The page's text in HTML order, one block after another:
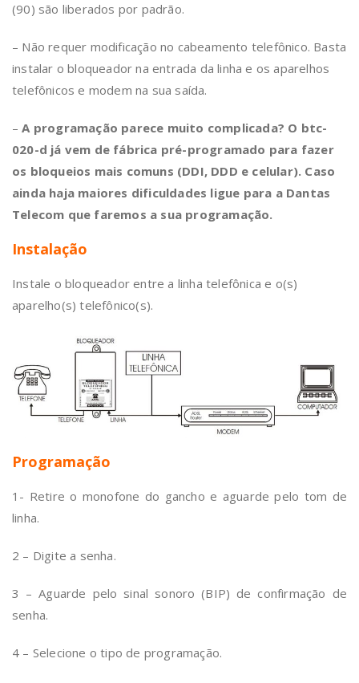
(90) são liberados por padrão.
– Não requer modificação no cabeamento telefônico. Basta
instalar o bloqueador na entrada da linha e os aparelhos
telefônicos e modem na sua saída.
–A programação parece muito complicada? O btc-
020-d já vem de fábrica pré-programado para fazer
os bloqueios mais comuns (DDI, DDD e celular). Caso
ainda haja maiores dificuldades ligue para a Dantas
Telecom que faremos a sua programação.
Instalação
Instale o bloqueador entre a linha telefônica e o(s)
aparelho(s) telefônico(s).
Programação
1- Retire o monofone do gancho e aguarde pelo tom de
linha.
2 – Digite a senha.
3 – Aguarde pelo sinal sonoro (BIP) de confirmação de
senha.
4 – Selecione o tipo de programação.